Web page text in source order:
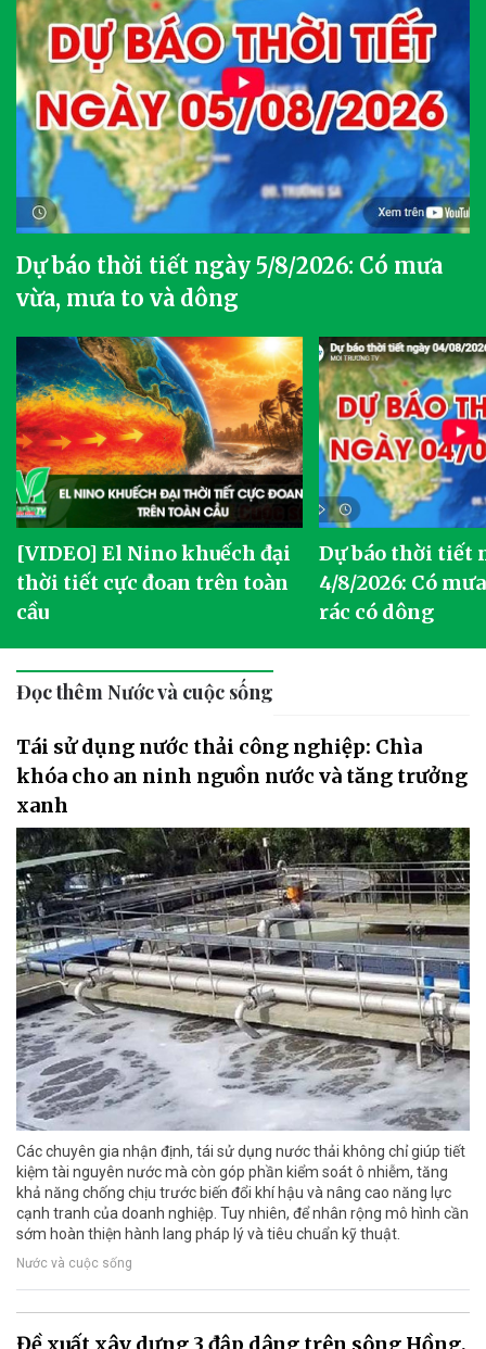
Dự báo thời tiết ngày 5/8/2026: Có mưa
vừa, mưa to và dông
[VIDEO] El Nino khuếch đại
thời tiết cực đoan trên toàn
cầu
Dự báo thời tiết
4/8/2026: Có
rác có dông
Đọc thêm Nước và cuộc sống
Tái sử dụng nước thải công nghiệp: Chìa
khóa cho an ninh nguồn nước và tăng trưởng
xanh
Các chuyên gia nhận định, tái sử dụng nước thải không chỉ giúp tiết
kiệm tài nguyên nước mà còn góp phần kiểm soát ô nhiễm, tăng
khả năng chống chịu trước biến đổi khí hậu và nâng cao năng lực
cạnh tranh của doanh nghiệp. Tuy nhiên, để nhân rộng mô hình cần
sớm hoàn thiện hành lang pháp lý và tiêu chuẩn kỹ thuật.
Nước và cuộc sống
Đề xuất xây dựng 3 đập dâng trên sông Hồng,